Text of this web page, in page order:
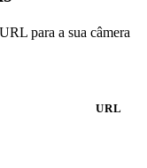
para a sua câmera
URL